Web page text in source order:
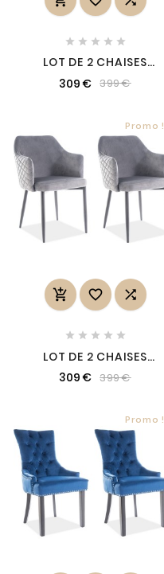
    
LOT DE 2 CHAISES
VELOURS DE QUALITÉ,
309 € 399 €
Promo !
  
    
LOT DE 2 CHAISES
VELOURS DE QUALITÉ,
309 € 399 €
Promo !